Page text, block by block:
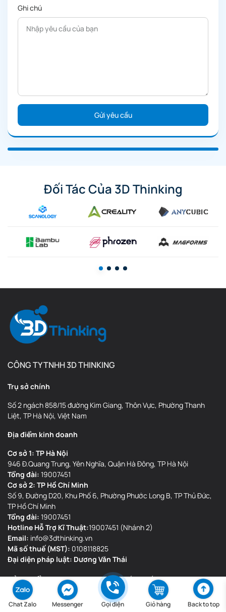
Ghi chú
Đối Tác Của 3D Thinking
CÔNG TY TNHH 3D THINKING
Trụ sở chính
Số 2 ngách 858/15 đường Kim Giang, Thôn Vực, Phường Thanh
Liệt, TP Hà Nội, Việt Nam
Địa điểm kinh doanh
Cơ sở 1: TP Hà Nội
946 Đ.Quang Trung, Yên Nghĩa, Quận Hà Đông, TP Hà Nội
Tổng đài: 19007451
Cơ sở 2: TP Hồ Chí Minh
Số 9, Đường D20, Khu Phố 6, Phường Phước Long B, TP Thủ Đức,
TP Hồ Chí Minh
Tổng đài: 19007451
Hotline Hỗ Trợ Kĩ Thuật:19007451 (Nhánh 2)
Email: info@3dthinking.vn
Mã số thuế (MST): 0108118825
Đại diện pháp luật: Dương Văn Thái
SẢN PHẨM
Máy In 3D
CHÍNH SÁCH
Chính sách bảo hành
Chat Zalo Messenger Gọi điện Giỏ hàng Back to top